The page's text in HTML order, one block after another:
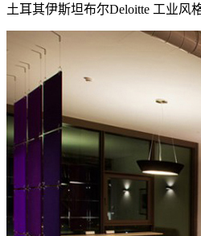
土耳其伊斯坦布尔Deloitte 工业风